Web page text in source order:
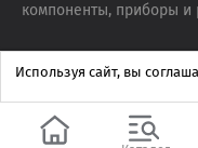
компоненты, приборы и
Используя сайт, вы